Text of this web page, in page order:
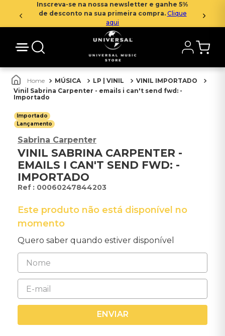
Inscreva-se na nossa newsletter e ganhe 5%
de desconto na sua primeira compra. Clique
aqui
MÚSICA LP | VINIL
VINIL IMPORTADO
Vinil Sabrina Carpenter - emails i can't send fwd: -
Importado
Importado
Lançamento
Sabrina Carpenter
VINIL SABRINA CARPENTER -
EMAILS I CAN'T SEND FWD: -
IMPORTADO
: 00060247844203
Este produto não está disponível no
momento
Quero saber quando estiver disponível
ENVIAR